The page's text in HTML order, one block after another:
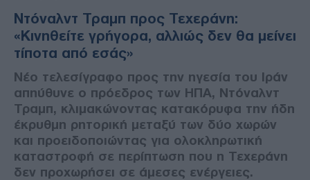
Ντόναλντ Τραμπ προς Τεχεράνη:
«Κινηθείτε γρήγορα, αλλιώς δεν θα μείνει
τίποτα από εσάς»
Νέο τελεσίγραφο προς την ηγεσία του Ιράν
απηύθυνε ο πρόεδρος των ΗΠΑ, Ντόναλντ
Τραμπ, κλιμακώνοντας κατακόρυφα την ήδη
έκρυθμη ρητορική μεταξύ των δύο χωρών
και προειδοποιώντας για ολοκληρωτική
καταστροφή σε περίπτωση που η Τεχεράνη
δεν προχωρήσει σε άμεσες ενέργειες.